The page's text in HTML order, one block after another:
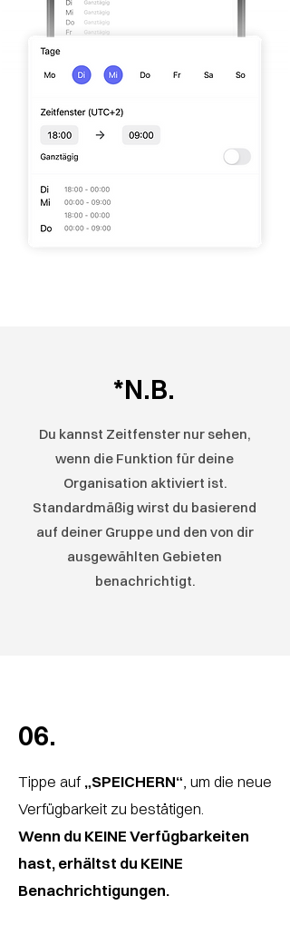
*N.B.
Du kannst Zeitfenster nur sehen,
wenn die Funktion für deine
Organisation aktiviert ist.
Standardmäßig wirst du basierend
auf deiner Gruppe und den von dir
ausgewählten Gebieten
benachrichtigt.
06.
Tippe auf „SPEICHERN“ , um die neue
Verfügbarkeit zu bestätigen.
Wenn du KEINE Verfügbarkeiten
hast, erhältst du KEINE
Benachrichtigungen.